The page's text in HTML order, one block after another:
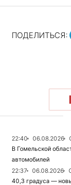
ПОДЕЛИТЬСЯ:
22:40 06.08.2026
В Гомельской
автомобилей
22:37
06.08.2026
40,3 градуса —